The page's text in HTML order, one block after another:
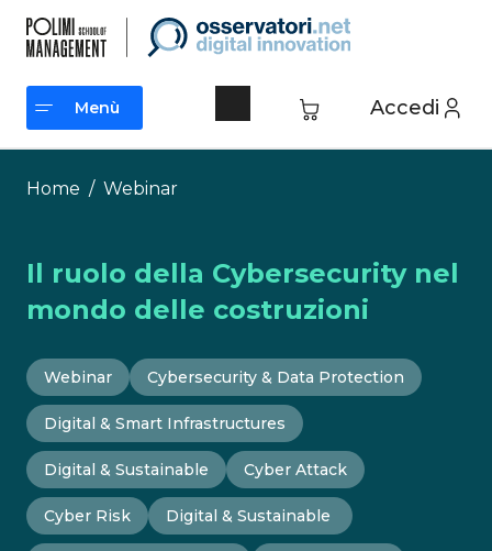
contenuto
Accedi
Menù
Menù
Home / Webinar
Il ruolo della Cybersecurity nel
mondo delle costruzioni
Webinar Cybersecurity & Data Protection
Digital & Smart Infrastructures
Digital & Sustainable Cyber Attack
Cyber Risk Digital & Sustainable